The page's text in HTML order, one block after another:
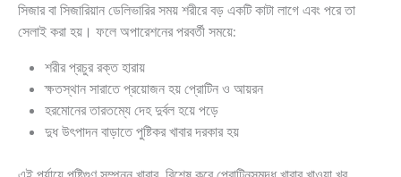
সিজার বা সিজারিয়ান ডেলিভারির সময় শরীরে বড় একটি কাটা লাগে এবং পরে তা
সেলাই করা হয়। ফলে অপারেশনের পরবর্তী সময়ে:
শরীর প্রচুর রক্ত হারায়
ক্ষতস্থান সারাতে প্রয়োজন হয় প্রোটিন ও আয়রন
হরমোনের তারতম্যে দেহ দুর্বল হয়ে পড়ে
দুধ উৎপাদন বাড়াতে পুষ্টিকর খাবার দরকার হয়